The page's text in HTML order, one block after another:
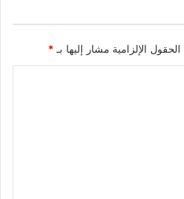
الحقول الإلزامية مشار إليها بـ *